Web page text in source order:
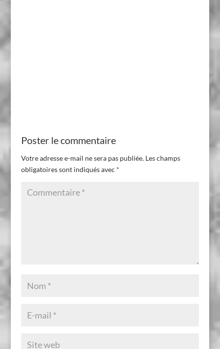
Poster le commentaire
Votre adresse e-mail ne sera pas publiée. Les champs
obligatoires sont indiqués avec *